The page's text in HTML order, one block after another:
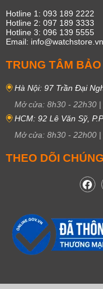
Hotline 1: 093 189 2222
Hotline 2: 097 189 3333
Hotline 3: 096 139 5555
Email: info@watchstore.vn
TRUNG TÂM
Hà Nội: 97 Trần Đại
Mở cửa: 8h30 - 22h30 |
HCM: 92 Lê Văn Sỹ,
Mở cửa: 8h30 - 22h00 |
THEO DÕI